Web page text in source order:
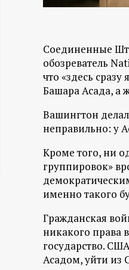
м
а
ц
о
н
н
ы
Соединенные
обозреватель
что «здесь
Башара Асада, а
Вашингтон
неправильно: у
Кроме того, ни
группировок»
именно такого
Гражданская
никакого права
государство.
Асадом, уйти из